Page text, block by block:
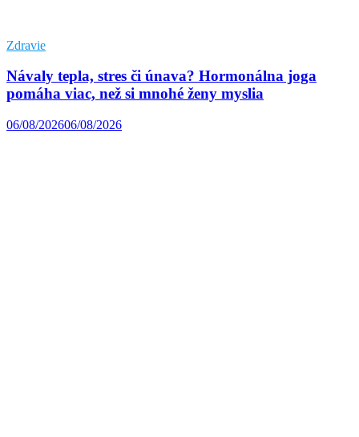
Zdravie
Návaly tepla, stres či únava? Hormonálna joga
pomáha viac, než si mnohé ženy myslia
06/08/202606/08/2026